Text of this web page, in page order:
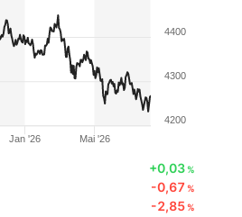
Jan '26 Mai '26
4200
4300
4400
+0,03%
-0,67 %
-2,85%